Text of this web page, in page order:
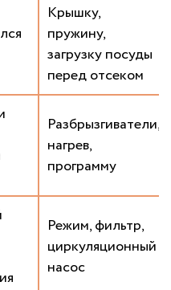
Крышку,
пружину,
загрузку посуды
перед отсеком
Разбрызгиватели,
нагрев,
программу
Режим, фильтр,
циркуляционный
насос